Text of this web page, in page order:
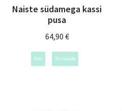
Naiste südamega kassi
pusa
64,90 €
Vali Kiirvaade